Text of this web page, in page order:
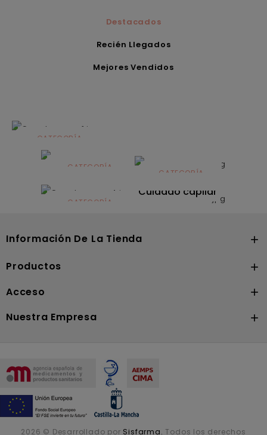
Destacados
Recién Llegados
Mejores Vendidos
CATEGORÍA
Alimentación
infantilCATEGORÍA
Dermocosmética
CATEGORÍA
Solares
CATEGORÍA
Cuidado capilar
Información De La Tienda 
Productos 
Acceso 
Nuestra Empresa 
2026 © Desarrollado por Sisfarma. Todos los derechos